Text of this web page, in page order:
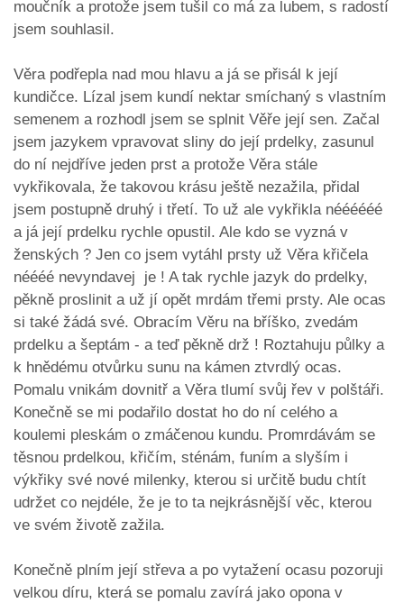
moučník a protože jsem tušil co má za lubem, s radostí
jsem souhlasil.
Věra podřepla nad mou hlavu a já se přisál k její
kundičce. Lízal jsem kundí nektar smíchaný s vlastním
semenem a rozhodl jsem se splnit Věře její sen. Začal
jsem jazykem vpravovat sliny do její prdelky, zasunul
do ní nejdříve jeden prst a protože Věra stále
vykřikovala, že takovou krásu ještě nezažila, přidal
jsem postupně druhý i třetí. To už ale vykřikla néééééé
a já její prdelku rychle opustil. Ale kdo se vyzná v
ženských ? Jen co jsem vytáhl prsty už Věra křičela
néééé nevyndavej je ! A tak rychle jazyk do prdelky,
pěkně proslinit a už jí opět mrdám třemi prsty. Ale ocas
si také žádá své. Obracím Věru na bříško, zvedám
prdelku a šeptám - a teď pěkně drž ! Roztahuju půlky a
k hnědému otvůrku sunu na kámen ztvrdlý ocas.
Pomalu vnikám dovnitř a Věra tlumí svůj řev v polštáři.
Konečně se mi podařilo dostat ho do ní celého a
koulemi pleskám o zmáčenou kundu. Promrdávám se
těsnou prdelkou, křičím, sténám, funím a slyším i
výkřiky své nové milenky, kterou si určitě budu chtít
udržet co nejdéle, že je to ta nejkrásnější věc, kterou
ve svém životě zažila.
Konečně plním její střeva a po vytažení ocasu pozoruji
velkou díru, která se pomalu zavírá jako opona v